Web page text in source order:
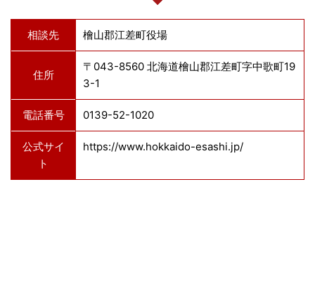
相談先 檜山郡江差町役場
住所
〒043-8560 北海道檜山郡江差町字中歌町19
3-1
電話番号 0139-52-1020
公式サイ
ト
https://www.hokkaido-esashi.jp/